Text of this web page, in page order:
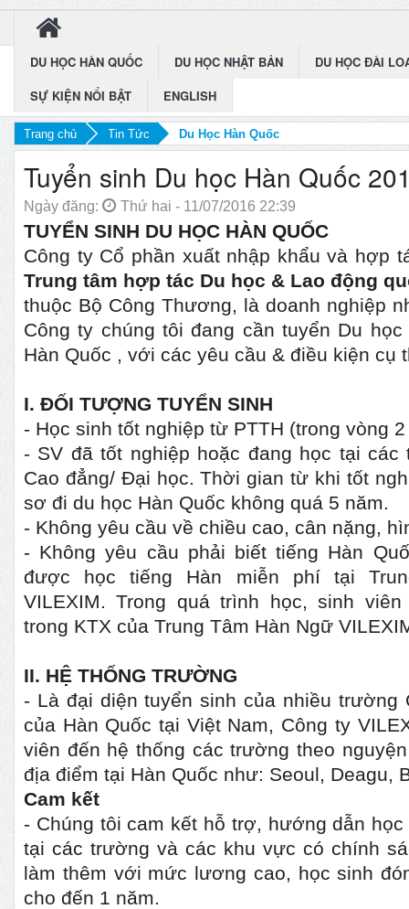
DU HỌC HÀN QUỐC DU HỌC NHẬT BẢN
DU HỌC ĐÀI
SỰ KIỆN NỔI BẬT
ENGLISH
Trang chủ Tin Tức Du Học Hàn Quốc
Tuyển sinh Du học Hàn Quốc
Ngày đăng: Thứ hai - 11/07/2016 22:39
TUYỂN SINH DU HỌC HÀN QUỐC
Công ty Cổ phần xuất nhập khẩu và hợp
Trung tâm hợp tác Du học & Lao động
thuộc Bộ Công Thương, là doanh nghiệp
Công ty chúng tôi đang cần tuyển Du
Hàn Quốc , với các yêu cầu & điều kiện cụ
I. ĐỐI TƯỢNG TUYỂN SINH
- Học sinh tốt nghiệp từ PTTH (trong vòng
- SV đã tốt nghiệp hoặc đang học tại các
Cao đẳng/ Đại học. Thời gian từ khi tốt
sơ đi du học Hàn Quốc không quá 5 năm.
- Không yêu cầu về chiều cao, cân nặng,
- Không yêu cầu phải biết tiếng Hàn
được học tiếng Hàn miễn phí tại
VILEXIM. Trong quá trình học, sinh
trong KTX của Trung Tâm Hàn Ngữ
II. HỆ THỐNG TRƯỜNG
- Là đại diện tuyển sinh của nhiều trường
của Hàn Quốc tại Việt Nam, Công ty
viên đến hệ thống các trường theo
địa điểm tại Hàn Quốc như: Seoul, Deagu,
Cam kết
- Chúng tôi cam kết hỗ trợ, hướng dẫn
tại các trường và các khu vực có chính
làm thêm với mức lương cao, học sinh
cho đến 1 năm.